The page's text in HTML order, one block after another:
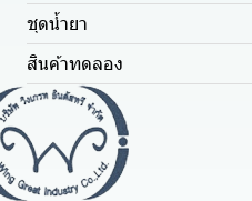
ชุดน้ำยา
สินค้าทดลอง